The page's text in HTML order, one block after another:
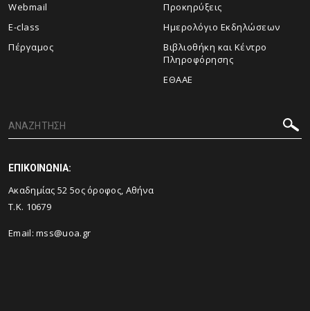
Webmail
E-class
Πέργαμος
Προκηρύξεις
Ημερολόγιο Εκδηλώσεων
Βιβλιοθήκη και Κέντρο
Πληροφόρησης
ΕΘΑΑΕ
ΕΠΙΚΟΙΝΩΝΙΑ:
Ακαδημίας 52 5ος όροφος, Αθήνα
Τ.Κ. 10679
Email: mss@uoa.gr